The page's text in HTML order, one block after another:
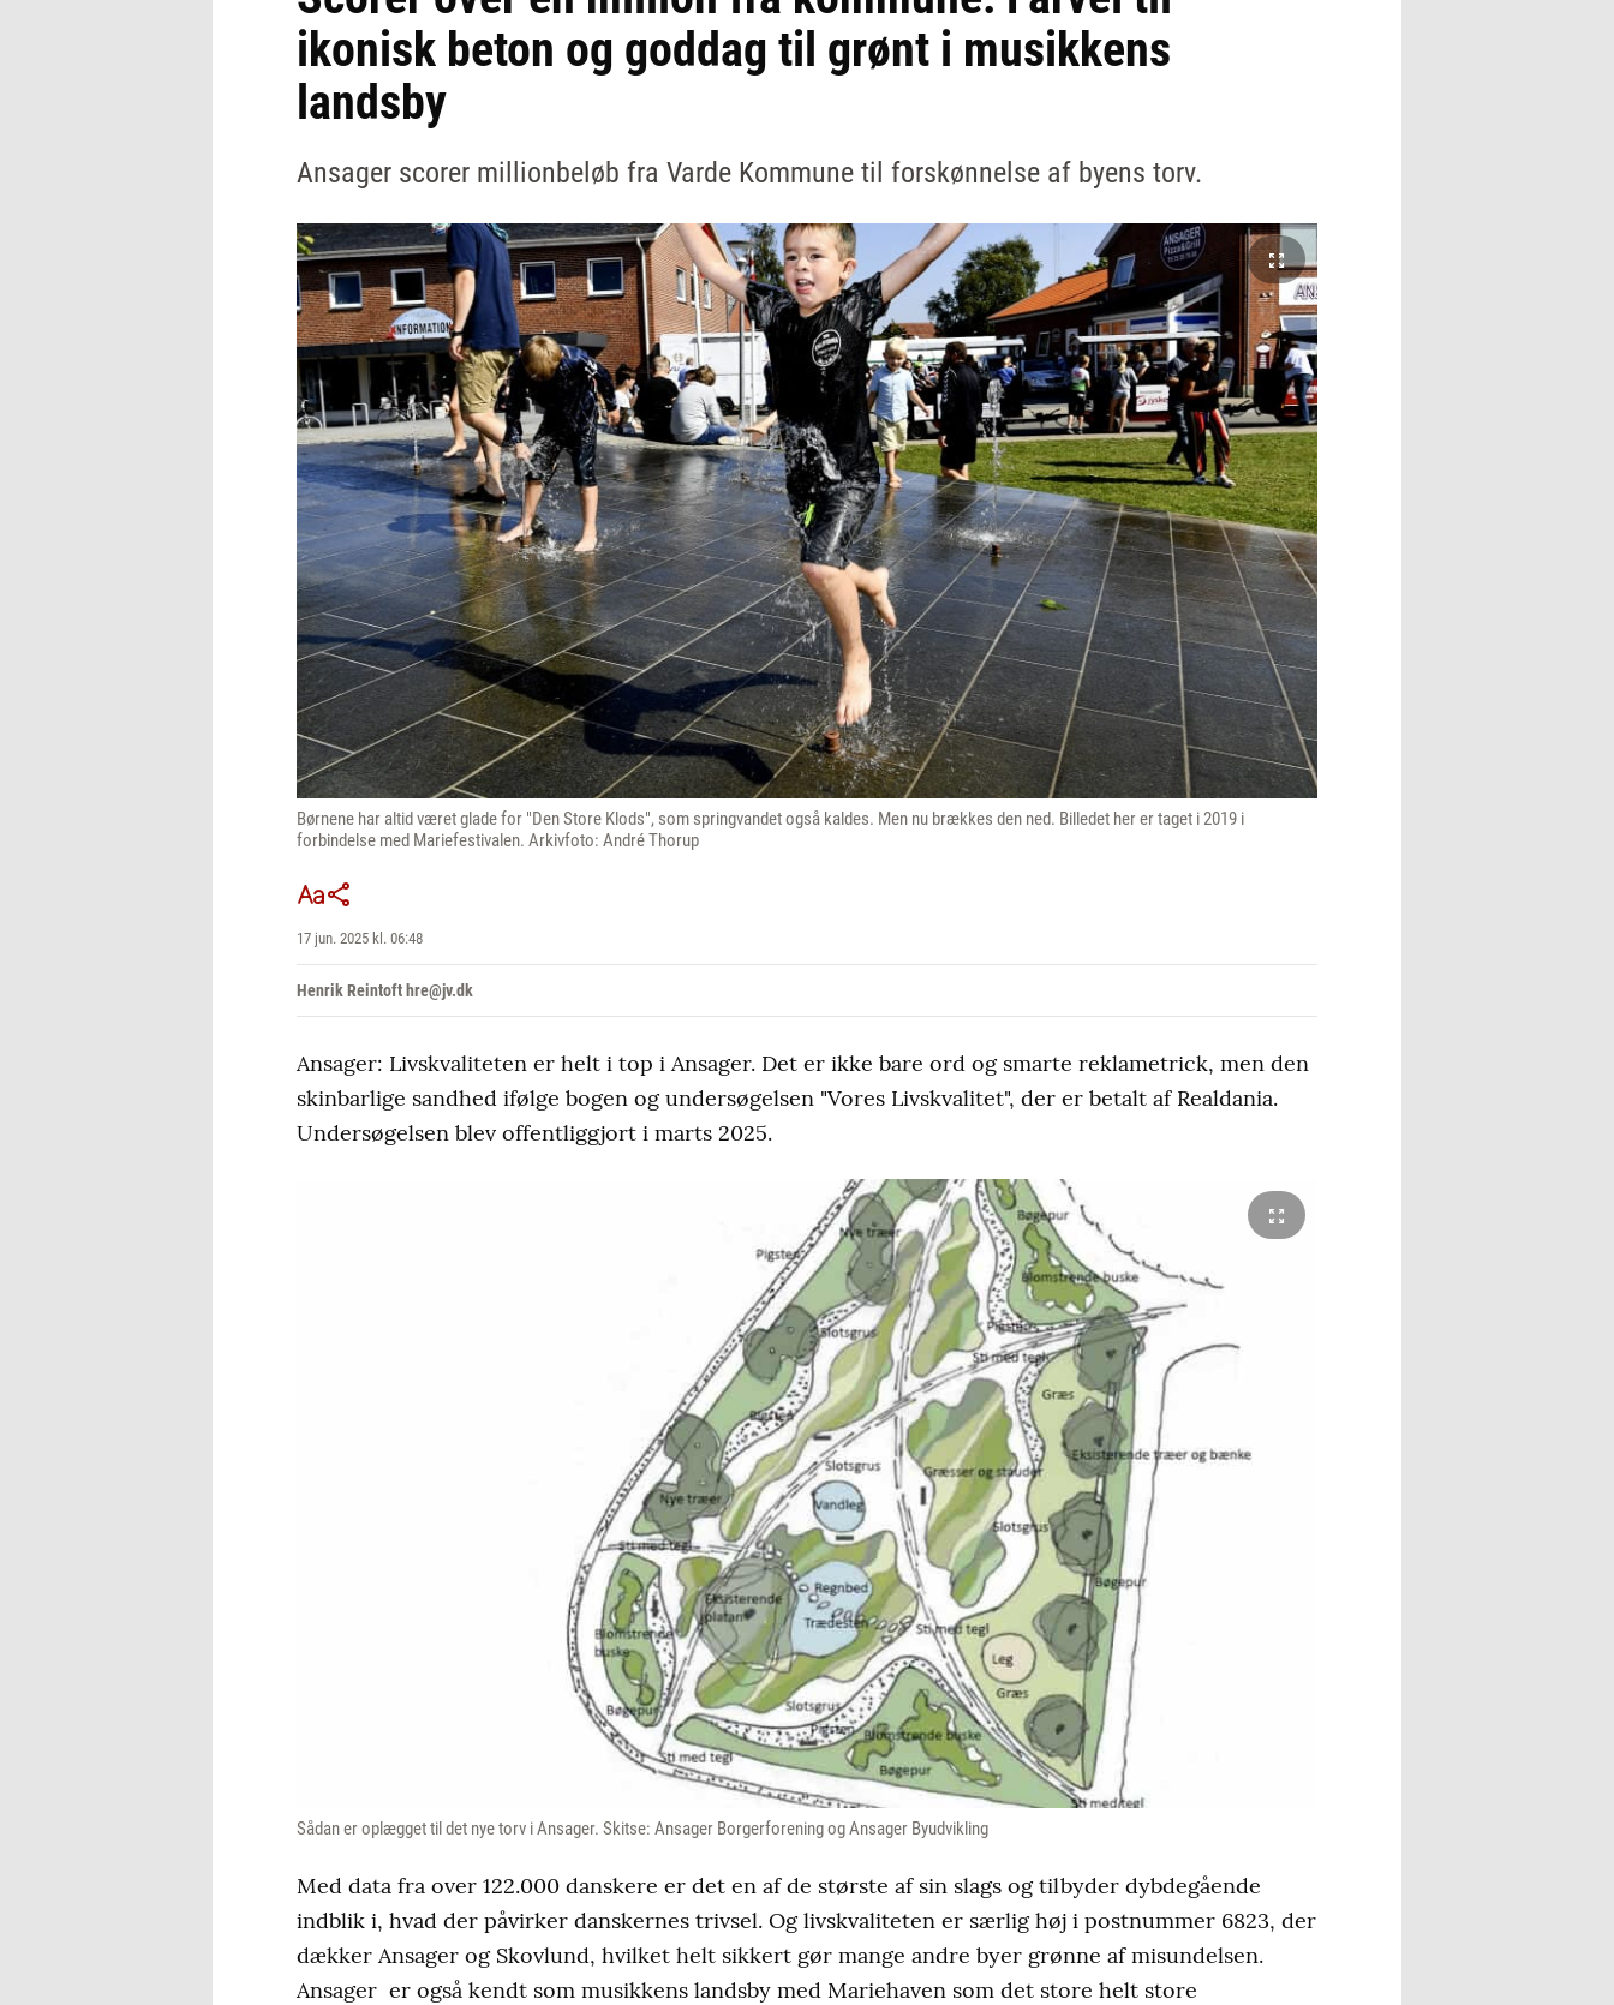
ikonisk beton og goddag til grønt i musikkens
landsby
Ansager scorer millionbeløb fra Varde Kommune til forskønnelse af byens torv.
Børnene har altid været glade for "Den Store Klods", som springvandet også kaldes. Men nu brækkes den ned. Billedet her er taget i 2019 i
forbindelse med Mariefestivalen. Arkivfoto: André Thorup
17 jun. 2025 kl. 06:48
Henrik Reintoft hre@jv.dk
Ansager: Livskvaliteten er helt i top i Ansager. Det er ikke bare ord og smarte reklametrick, men den
skinbarlige sandhed ifølge bogen og undersøgelsen "Vores Livskvalitet", der er betalt af Realdania.
Undersøgelsen blev offentliggjort i marts 2025.
Sådan er oplægget til det nye torv i Ansager. Skitse: Ansager Borgerforening og Ansager Byudvikling
Med data fra over 122.000 danskere er det en af de største af sin slags og tilbyder dybdegående
indblik i, hvad der påvirker danskernes trivsel. Og livskvaliteten er særlig høj i postnummer 6823, der
dækker Ansager og Skovlund, hvilket helt sikkert gør mange andre byer grønne af misundelsen.
Ansager er også kendt som musikkens landsby med Mariehaven som det store helt store